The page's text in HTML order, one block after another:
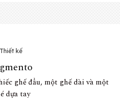
Thiết kế
ghế đẩu, một ghế dài và một
dựa tay